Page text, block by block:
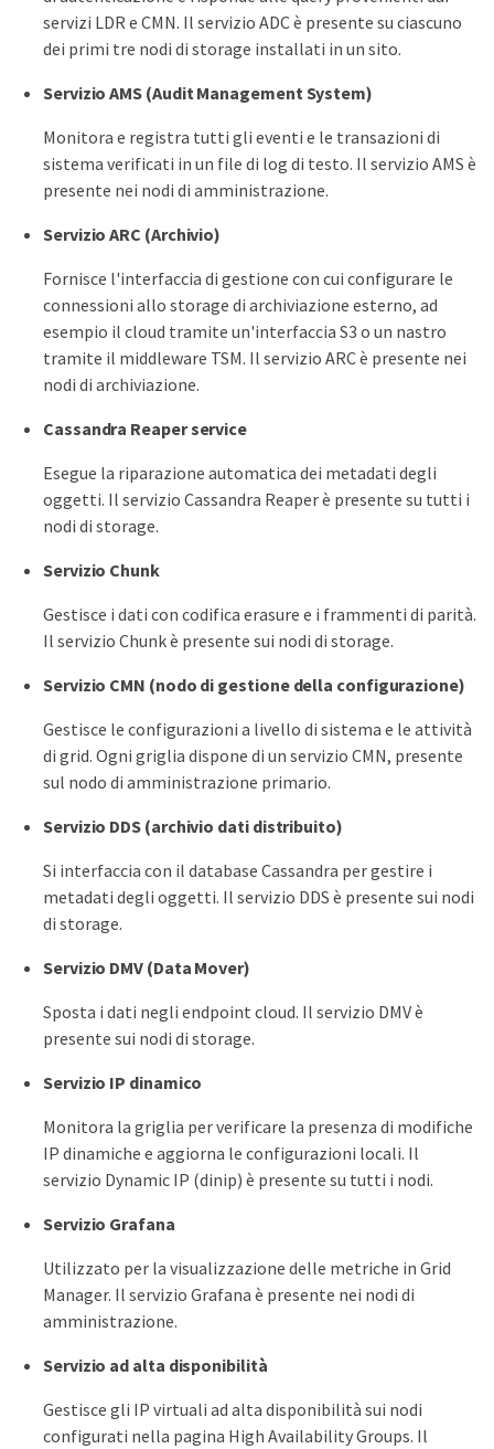
servizi LDR e CMN. Il servizio ADC è presente su ciascuno
dei primi tre nodi di storage installati in un sito.
Servizio AMS (Audit Management System)
Monitora e registra tutti gli eventi e le transazioni di
sistema verificati in un file di log di testo. Il servizio AMS è
presente nei nodi di amministrazione.
Servizio ARC (Archivio)
Fornisce l'interfaccia di gestione con cui configurare le
connessioni allo storage di archiviazione esterno, ad
esempio il cloud tramite un'interfaccia S3 o un nastro
tramite il middleware TSM. Il servizio ARC è presente nei
nodi di archiviazione.
Cassandra Reaper service
Esegue la riparazione automatica dei metadati degli
oggetti. Il servizio Cassandra Reaper è presente su tutti i
nodi di storage.
Servizio Chunk
Gestisce i dati con codifica erasure e i frammenti di parità.
Il servizio Chunk è presente sui nodi di storage.
Servizio CMN (nodo di gestione della configurazione)
Gestisce le configurazioni a livello di sistema e le attività
di grid. Ogni griglia dispone di un servizio CMN, presente
sul nodo di amministrazione primario.
Servizio DDS (archivio dati distribuito)
Si interfaccia con il database Cassandra per gestire i
metadati degli oggetti. Il servizio DDS è presente sui nodi
di storage.
Servizio DMV (Data Mover)
Sposta i dati negli endpoint cloud. Il servizio DMV è
presente sui nodi di storage.
Servizio IP dinamico
Monitora la griglia per verificare la presenza di modifiche
IP dinamiche e aggiorna le configurazioni locali. Il
servizio Dynamic IP (dinip) è presente su tutti i nodi.
Servizio Grafana
Utilizzato per la visualizzazione delle metriche in Grid
Manager. Il servizio Grafana è presente nei nodi di
amministrazione.
Servizio ad alta disponibilità
Gestisce gli IP virtuali ad alta disponibilità sui nodi
configurati nella pagina High Availability Groups. Il